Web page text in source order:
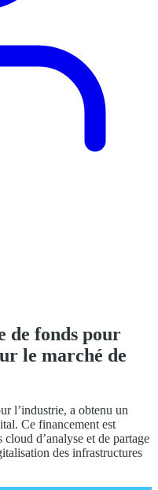
de fonds pour
le marché de
l’industrie, a obtenu un
Ce financement est
d’analyse et de partage
des infrastructures